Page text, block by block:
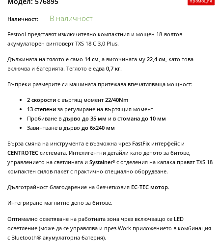
Наличност: В наличност
Festool представят изключително компактния и мощен 18-волтов
акумулаторен винтоверт TXS 18 C 3,0 Plus.
Дължината на тялото е само 14 см , а височината му 22,4 см , като това
включва и батерията. Теглото е едва 0,7 кг.
Въпреки размерите си машината притежава впечатляваща мощност:
2 скорости с въртящ момент 22/40Nm
13 степени за регулиране на въртящия момент
Пробиване в дърво до 35 мм и в стомана до 10 мм
Завинтване в дърво до 6x240 мм
Бърза смяна на инструмента е възможна чрез FastFix интерфейс и
CENTROTEC системата. Интелигентни детайли като депото за битове,
управлението на светлината и Systainer³ с отделения на капака правят TXS 18
компактен силов пакет с практично специално оборудване.
Дълготрайност благодарение на безчетковия ЕС-ТЕС мотор.
Интегрирано магнитно депо за битове.
Оптимално осветяване на работната зона чрез включващо се LED
осветление (може да се управлява и през Work приложението в комбинация
с Bluetooth® акумулаторна батерия).